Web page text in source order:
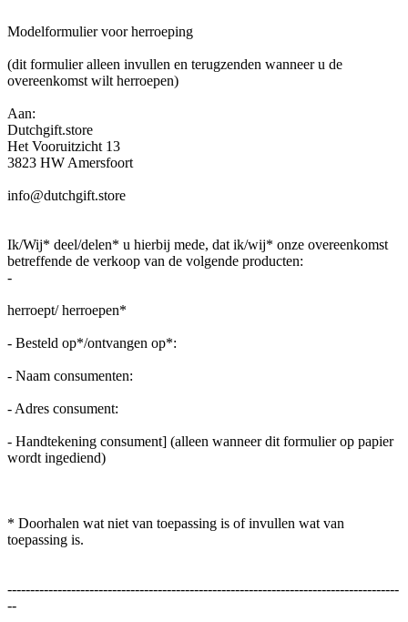
Modelformulier voor herroeping
(dit formulier alleen invullen en terugzenden wanneer u de
overeenkomst wilt herroepen)
Aan:
Dutchgift.store
Het Vooruitzicht 13
3823 HW Amersfoort
info@dutchgift.store
Ik/Wij* deel/delen* u hierbij mede, dat ik/wij* onze overeenkomst
betreffende de verkoop van de volgende producten:
-
herroept/ herroepen*
- Besteld op*/ontvangen op*:
- Naam consumenten:
- Adres consument:
- Handtekening consument] (alleen wanneer dit formulier op papier
wordt ingediend)
* Doorhalen wat niet van toepassing is of invullen wat van
toepassing is.
--------------------------------------------------------------------------------------
--